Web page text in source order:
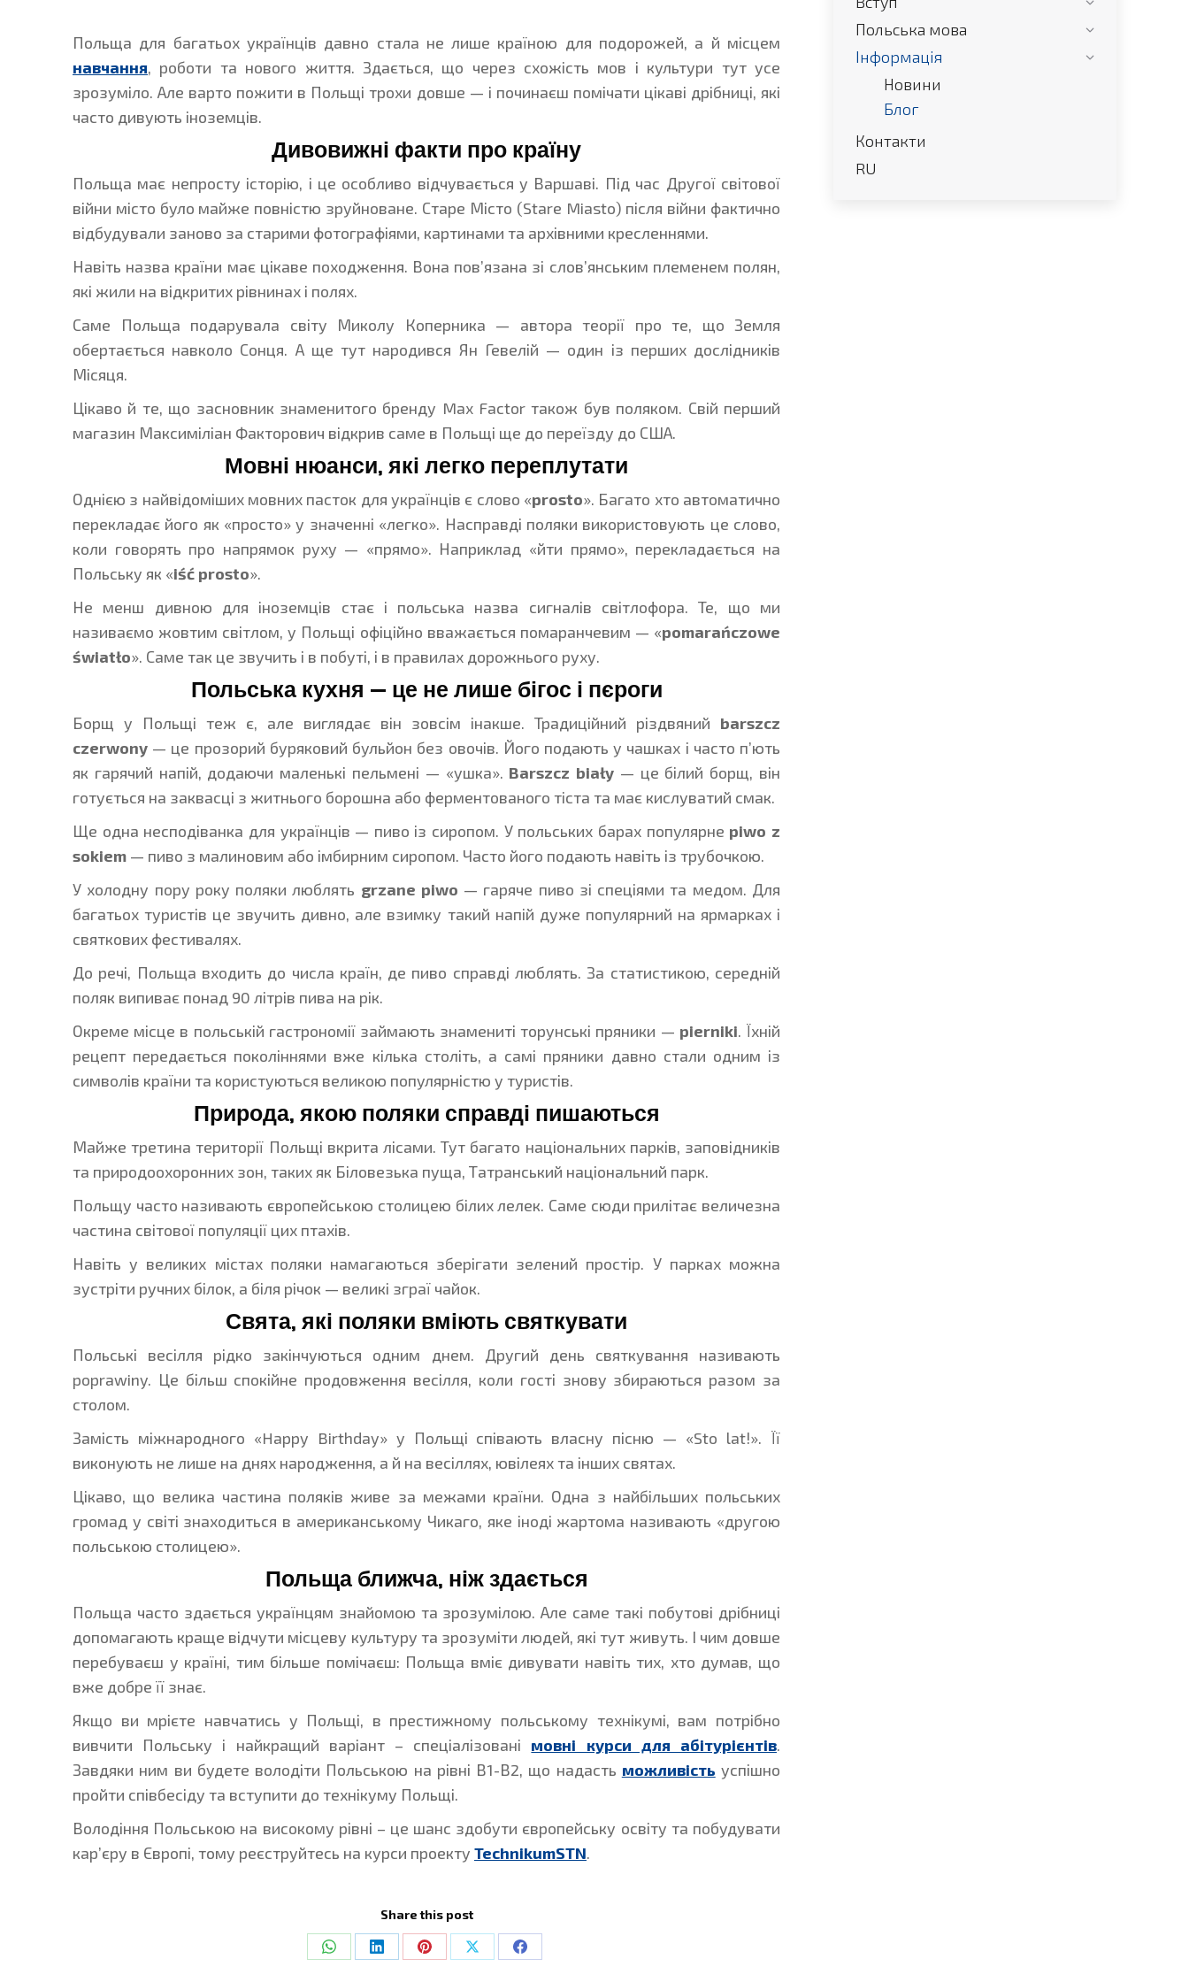
Польща для багатьох українців давно стала не лише країною для подорожей, а й місцем
навчання, роботи та нового життя. Здається, що через схожість мов і культури тут усе
зрозуміло. Але варто пожити в Польщі трохи довше — і починаєш помічати цікаві дрібниці, які
часто дивують іноземців.
Дивовижні факти про країну
Польща має непросту історію, і це особливо відчувається у Варшаві. Під час Другої світової
війни місто було майже повністю зруйноване. Старе Місто (Stare Miasto) після війни фактично
відбудували заново за старими фотографіями, картинами та архівними кресленнями.
Навіть назва країни має цікаве походження. Вона пов’язана зі слов’янським племенем полян,
які жили на відкритих рівнинах і полях.
Саме Польща подарувала світу Миколу Коперника — автора теорії про те, що Земля
обертається навколо Сонця. А ще тут народився Ян Гевелій — один із перших дослідників
Місяця.
Цікаво й те, що засновник знаменитого бренду Max Factor також був поляком. Свій перший
магазин Максиміліан Факторович відкрив саме в Польщі ще до переїзду до США.
Мовні нюанси, які легко переплутати
Однією з найвідоміших мовних пасток для українців є слово «prosto». Багато хто автоматично
перекладає його як «просто» у значенні «легко». Насправді поляки використовують це слово,
коли говорять про напрямок руху — «прямо». Наприклад «йти прямо», перекладається на
Польську як «iść prosto».
Не менш дивною для іноземців стає і польська назва сигналів світлофора. Те, що ми
називаємо жовтим світлом, у Польщі офіційно вважається помаранчевим — «pomarańczowe
światło». Саме так це звучить і в побуті, і в правилах дорожнього руху.
Польська кухня — це не лише бігос і пєроги
Борщ у Польщі теж є, але виглядає він зовсім інакше. Традиційний різдвяний barszcz
czerwony — це прозорий буряковий бульйон без овочів. Його подають у чашках і часто п’ють
як гарячий напій, додаючи маленькі пельмені — «ушка». Barszcz biały — це білий борщ, він
готується на заквасці з житнього борошна або ферментованого тіста та має кислуватий смак.
Ще одна несподіванка для українців — пиво із сиропом. У польських барах популярне piwo z
sokiem — пиво з малиновим або імбирним сиропом. Часто його подають навіть із трубочкою.
У холодну пору року поляки люблять grzane piwo — гаряче пиво зі спеціями та медом. Для
багатьох туристів це звучить дивно, але взимку такий напій дуже популярний на ярмарках і
святкових фестивалях.
До речі, Польща входить до числа країн, де пиво справді люблять. За статистикою, середній
поляк випиває понад 90 літрів пива на рік.
Окреме місце в польській гастрономії займають знамениті торунські пряники — pierniki. Їхній
рецепт передається поколіннями вже кілька століть, а самі пряники давно стали одним із
символів країни та користуються великою популярністю у туристів.
Природа, якою поляки справді пишаються
Майже третина території Польщі вкрита лісами. Тут багато національних парків, заповідників
та природоохоронних зон, таких як Біловезька пуща, Татранський національний парк.
Польщу часто називають європейською столицею білих лелек. Саме сюди прилітає величезна
частина світової популяції цих птахів.
Навіть у великих містах поляки намагаються зберігати зелений простір. У парках можна
зустріти ручних білок, а біля річок — великі зграї чайок.
Свята, які поляки вміють святкувати
Польські весілля рідко закінчуються одним днем. Другий день святкування називають
poprawiny. Це більш спокійне продовження весілля, коли гості знову збираються разом за
столом.
Замість міжнародного «Happy Birthday» у Польщі співають власну пісню — «Sto lat!». Її
виконують не лише на днях народження, а й на весіллях, ювілеях та інших святах.
Цікаво, що велика частина поляків живе за межами країни. Одна з найбільших польських
громад у світі знаходиться в американському Чикаго, яке іноді жартома називають «другою
польською столицею».
Польща ближча, ніж здається
Польща часто здається українцям знайомою та зрозумілою. Але саме такі побутові дрібниці
допомагають краще відчути місцеву культуру та зрозуміти людей, які тут живуть. І чим довше
перебуваєш у країні, тим більше помічаєш: Польща вміє дивувати навіть тих, хто думав, що
вже добре її знає.
Якщо ви мрієте навчатись у Польщі, в престижному польському технікумі, вам потрібно
вивчити Польську і найкращий варіант – спеціалізовані мовні курси для абітурієнтів.
Завдяки ним ви будете володіти Польською на рівні В1-В2, що надасть можливість успішно
пройти співбесіду та вступити до технікуму Польщі.
Володіння Польською на високому рівні – це шанс здобути європейську освіту та побудувати
кар’єру в Європі, тому реєструйтесь на курси проекту TechnikumSTN.
Share this post
Share
Share
Share
Share
Share
Польська мова
Інформація
Новини
Блог
Контакти
RU